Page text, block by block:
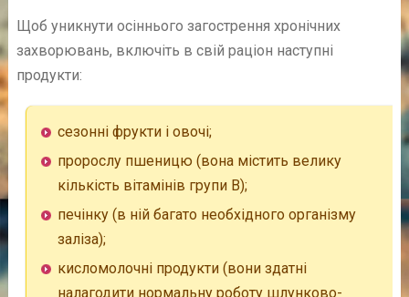
Щоб уникнути осіннього загострення хронічних
захворювань, включіть в свій раціон наступні
продукти:
сезонні фрукти і овочі;
пророслу пшеницю (вона містить велику
кількість вітамінів групи В);
печінку (в ній багато необхідного організму
заліза);
кисломолочні продукти (вони здатні
налагодити нормальну роботу шлунково-